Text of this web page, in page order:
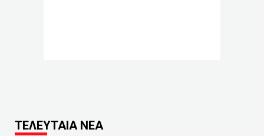
ΤΕΛΕΥΤΑΙΑ ΝΕΑ